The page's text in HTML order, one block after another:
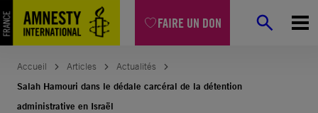
FAIRE UN DON
Aller
au
contenu
Accueil Articles
Actualités
Salah Hamouri dans le dédale carcéral de la détention
administrative en Israël